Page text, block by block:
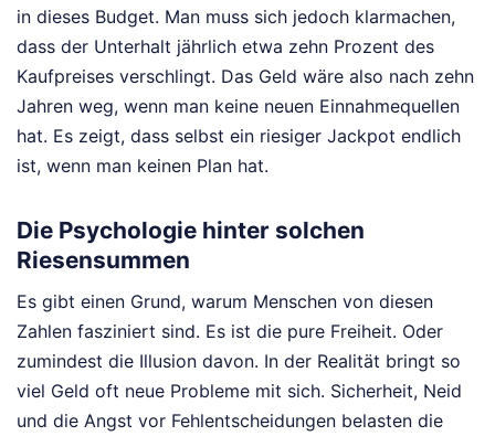
in dieses Budget. Man muss sich jedoch klarmachen,
dass der Unterhalt jährlich etwa zehn Prozent des
Kaufpreises verschlingt. Das Geld wäre also nach zehn
Jahren weg, wenn man keine neuen Einnahmequellen
hat. Es zeigt, dass selbst ein riesiger Jackpot endlich
ist, wenn man keinen Plan hat.
Die Psychologie hinter solchen
Riesensummen
Es gibt einen Grund, warum Menschen von diesen
Zahlen fasziniert sind. Es ist die pure Freiheit. Oder
zumindest die Illusion davon. In der Realität bringt so
viel Geld oft neue Probleme mit sich. Sicherheit, Neid
und die Angst vor Fehlentscheidungen belasten die